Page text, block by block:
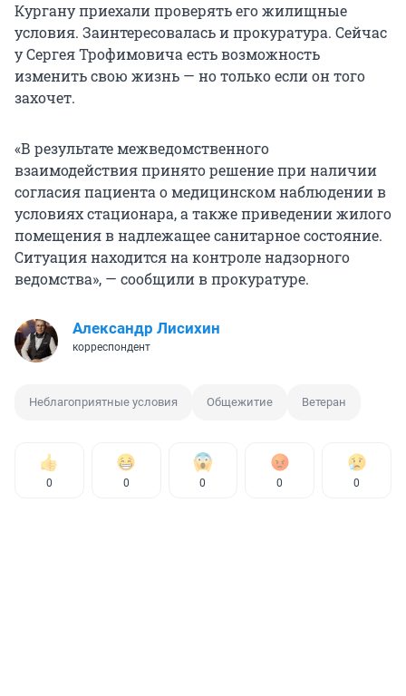
Кургану приехали проверять его жилищные
условия. Заинтересовалась и прокуратура. Сейчас
у Сергея Трофимовича есть возможность
изменить свою жизнь — но только если он того
захочет.
«В результате межведомственного
взаимодействия принято решение при наличии
согласия пациента о медицинском наблюдении в
условиях стационара, а также приведении жилого
помещения в надлежащее санитарное состояние.
Ситуация находится на контроле надзорного
ведомства», — сообщили в прокуратуре.
Александр Лисихин
корреспондент
Неблагоприятные условия Общежитие Ветеран
0 0 0 0 0